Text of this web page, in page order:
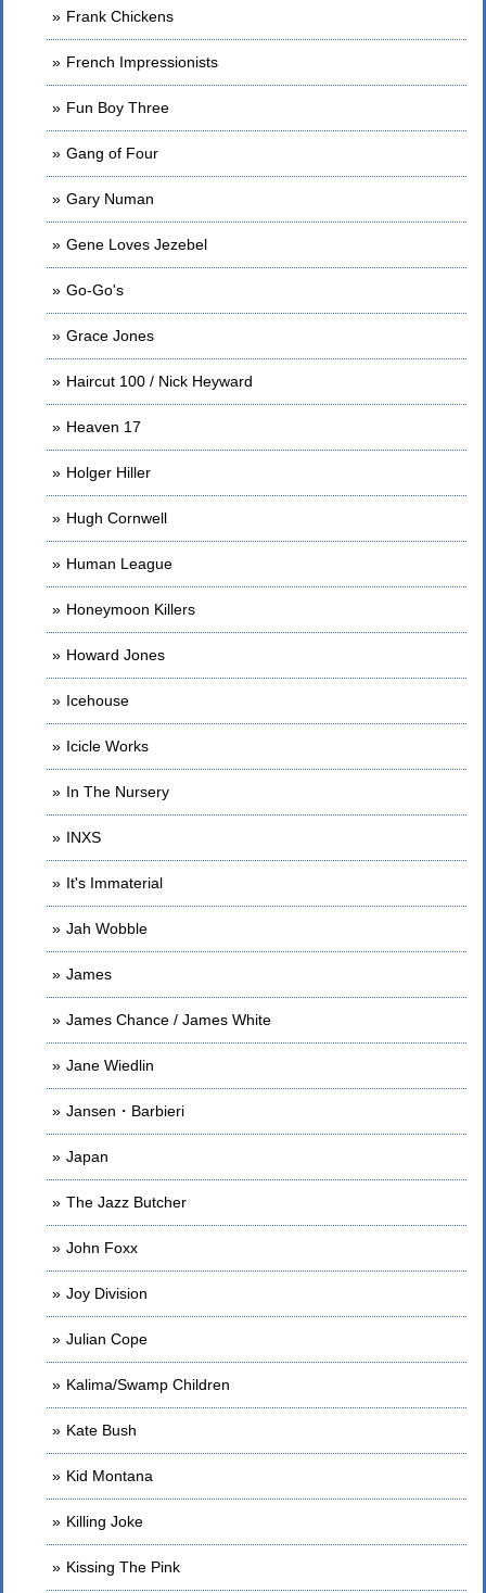
Frank Chickens
French Impressionists
Fun Boy Three
Gang of Four
Gary Numan
Gene Loves Jezebel
Go-Go's
Grace Jones
Haircut 100 / Nick Heyward
Heaven 17
Holger Hiller
Hugh Cornwell
Human League
Honeymoon Killers
Howard Jones
Icehouse
Icicle Works
In The Nursery
INXS
It's Immaterial
Jah Wobble
James
James Chance / James White
Jane Wiedlin
Jansen・Barbieri
Japan
The Jazz Butcher
John Foxx
Joy Division
Julian Cope
Kalima/Swamp Children
Kate Bush
Kid Montana
Killing Joke
Kissing The Pink